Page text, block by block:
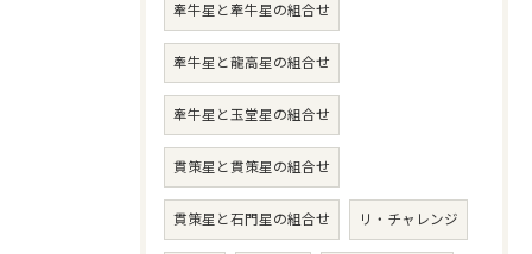
牽牛星と牽牛星の組合せ
牽牛星と龍高星の組合せ
牽牛星と玉堂星の組合せ
貫策星と貫策星の組合せ
貫策星と石門星の組合せ リ・チャレンジ